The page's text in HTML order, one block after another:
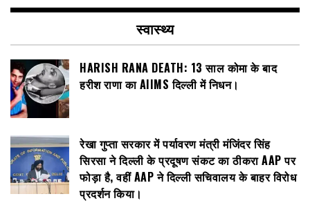
स्वास्थ्य
HARISH RANA DEATH: 13 साल कोमा के बाद
हरीश राणा का AIIMS दिल्ली में निधन।
रेखा गुप्ता सरकार में पर्यावरण मंत्री मंजिंदर सिंह
सिरसा ने दिल्ली के प्रदूषण संकट का ठीकरा AAP पर
फोड़ा है, वहीं AAP ने दिल्ली सचिवालय के बाहर विरोध
प्रदर्शन किया।